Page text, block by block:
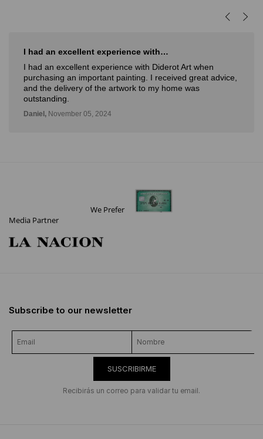
I had an excellent experience with…
I had an excellent experience with Diderot Art when
purchasing an important painting. I received great advice,
and the delivery of the artwork to my home was
outstanding.
Daniel, November 05, 2024
We Prefer
Media Partner
Subscribe to our newsletter
SUSCRIBIRME
Recibirás un correo para validar tu email.